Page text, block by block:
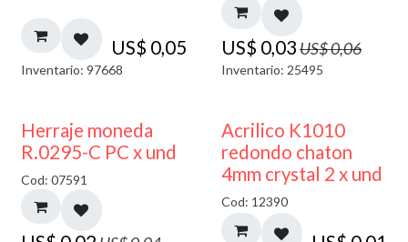
US$ 0,05
Inventario: 97668
US$ 0,03US$0,06
Inventario: 25495
50% DESCUENTO
Herraje moneda
R.0295-C PC x und
Cod: 07591 50% DESCUENTO
Acrilico K1010
redondo chaton
4mm crystal 2 x und
Cod: 12390